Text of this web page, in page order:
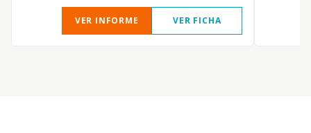
VER INFORME VER FICHA